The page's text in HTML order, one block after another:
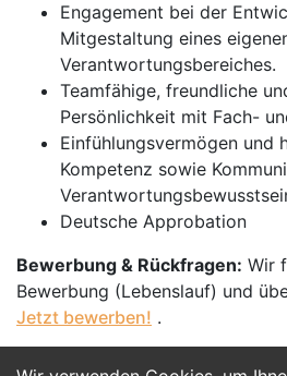
Engagement bei der
Mitgestaltung eines
Verantwortungsbereiches.
Teamfähige, freundliche
Persönlichkeit mit Fach-
Einfühlungsvermögen und
Kompetenz sowie
Deutsche Approbation
Bewerbung & Rückfragen: Wir
Bewerbung (Lebenslauf) und
Jetzt bewerben! .